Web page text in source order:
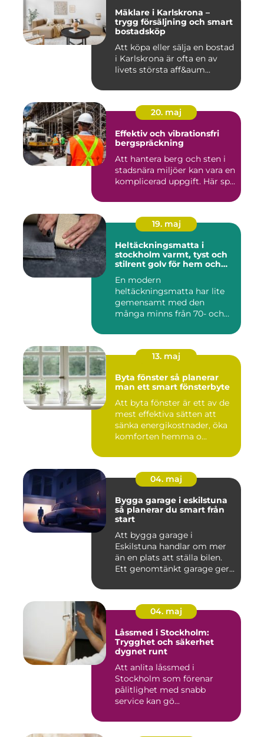
Mäklare i Karlskrona –
trygg försäljning och smart
bostadsköp
Att köpa eller sälja en bostad
i Karlskrona är ofta en av
livets största aff&aum...
20. maj
Effektiv och vibrationsfri
bergspräckning
Att hantera berg och sten i
stadsnära miljöer kan vara en
komplicerad uppgift. Här sp...
19. maj
Heltäckningsmatta i
stockholm varmt, tyst och
stilrent golv för hem och
En modern
heltäckningsmatta har lite
gemensamt med den
många minns från 70- och
13. maj
Byta fönster så planerar
man ett smart fönsterbyte
Att byta fönster är ett av de
mest effektiva sätten att
sänka energikostnader, öka
komforten hemma o...
04. maj
Bygga garage i eskilstuna
så planerar du smart från
start
Att bygga garage i
Eskilstuna handlar om mer
än en plats att ställa bilen.
Ett genomtänkt garage ger...
04. maj
Låssmed i Stockholm:
Trygghet och säkerhet
dygnet runt
Att anlita låssmed i
Stockholm som förenar
pålitlighet med snabb
service kan gö...